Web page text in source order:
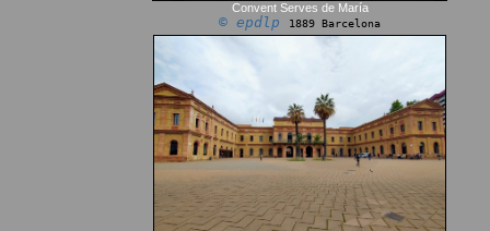
Convent Serves de María
© epdlp 1889 Barcelona